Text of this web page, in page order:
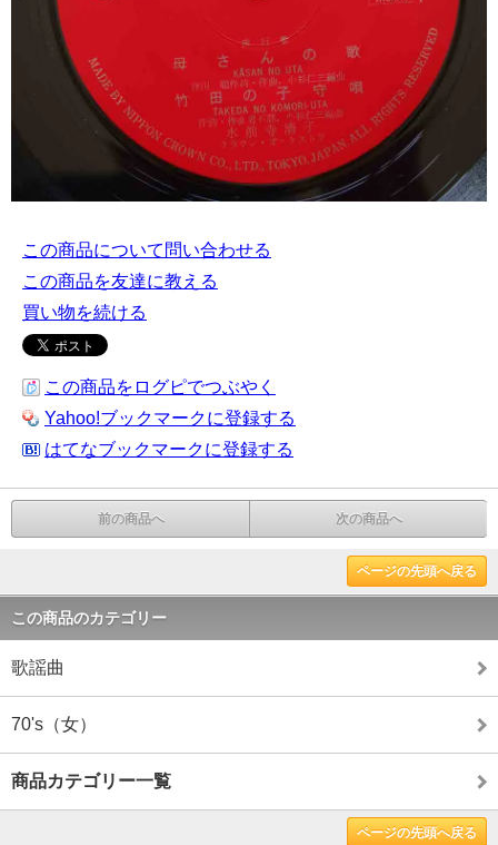
この商品について問い合わせる
この商品を友達に教える
買い物を続ける
この商品をログピでつぶやく
Yahoo!ブックマークに登録する
はてなブックマークに登録する
前の商品へ 次の商品へ
ページの先頭へ戻る
この商品のカテゴリー
歌謡曲
70's（女）
商品カテゴリー一覧
ページの先頭へ戻る